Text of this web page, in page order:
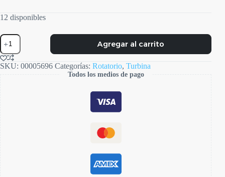
12 disponibles
Turbina
Maxtorque
cantidad
Agregar al carrito
SKU: 00005696 Categorías: Rotatorio, Turbina
Todos los medios de pago